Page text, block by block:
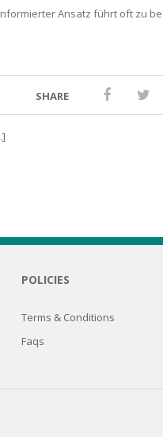
Ansatz führt oft zu
SHARE
POLICIES
Terms & Conditions
Faqs